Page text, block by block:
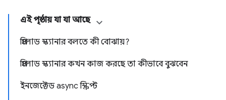
এই পৃষ্ঠায় যা যা আছে
প্রিলোড স্ক্যানার বলতে কী বোঝায়?
প্রিলোড স্ক্যানার কখন কাজ করছে তা কীভাবে বুঝবেন
ইনজেক্টেড async স্ক্রিপ্ট